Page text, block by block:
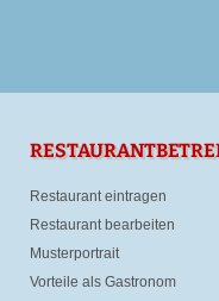
Restaurant eintragen
Restaurant bearbeiten
Musterportrait
Vorteile als Gastronom